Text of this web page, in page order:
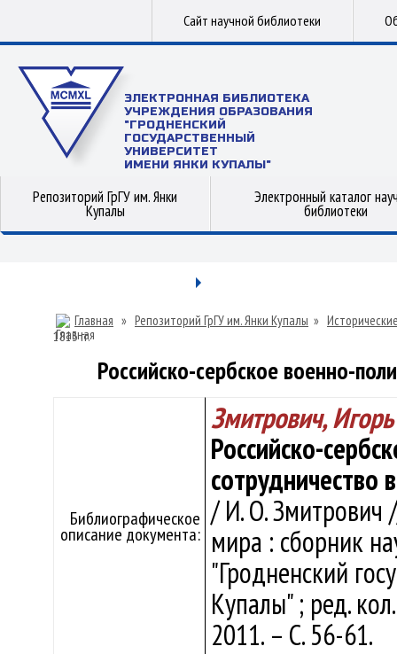
Сайт научной библиотеки
ЭЛЕКТРОННАЯ БИБЛИОТЕКА
УЧРЕЖДЕНИЯ ОБРАЗОВАНИЯ
"ГРОДНЕНСКИЙ
ГОСУДАРСТВЕННЫЙ
УНИВЕРСИТЕТ
ИМЕНИ ЯНКИ КУПАЛЫ"
Репозиторий ГрГУ им. Янки
Купалы
Электронный каталог
библиотеки
Главная » Репозиторий ГрГУ им. Янки Купалы »
1813 гг.
Российско-сербское военно-
Библиографическое
описание документа:
Змитрович,
Российско-
сотрудничество
/ И. О. Змитрович
мира : сборник
"Гродненский
Купалы" ; ред.
2011. – С. 56-61.